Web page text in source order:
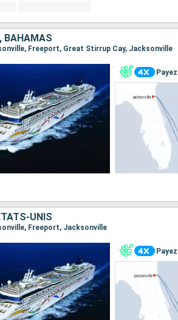
BAHAMAS
Freeport, Great Stirrup Cay, Jacksonville
UNIS
Freeport, Jacksonville